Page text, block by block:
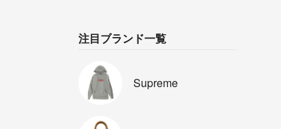
注目ブランド一覧
Supreme